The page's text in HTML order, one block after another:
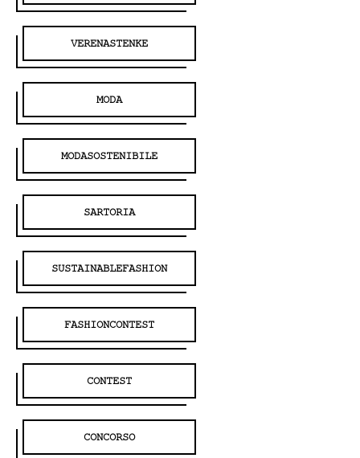
Corsi
Docenti
Dove siamo
Iscrizioni
MAAU
VERENASTENKE
MODA
MODASOSTENIBILE
SARTORIA
SUSTAINABLEFASHION
FASHIONCONTEST
CONTEST
CONCORSO